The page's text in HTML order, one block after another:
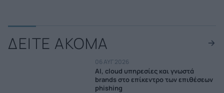
ΔΕΙΤΕ ΑΚΟΜΑ
06 ΑΥΓ 2026
AI, cloud υπηρεσίες και γνωστά
brands στο επίκεντρο των επιθέσεων
phishing